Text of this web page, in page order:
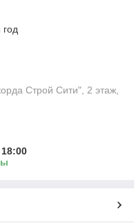
Строй Сити", 2 этаж,